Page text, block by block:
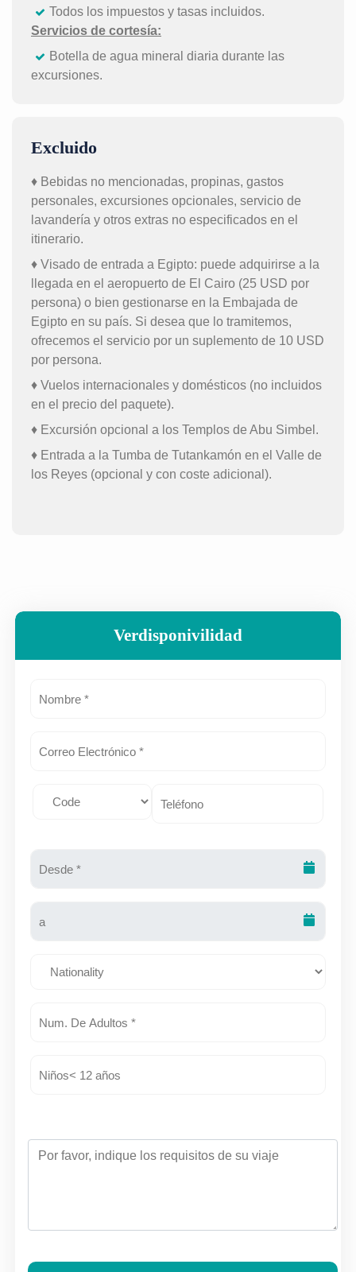
Todos los impuestos y tasas incluidos.
Servicios de cortesía:
Botella de agua mineral diaria durante las
excursiones.
Excluido
♦ Bebidas no mencionadas, propinas, gastos
personales, excursiones opcionales, servicio de
lavandería y otros extras no especificados en el
itinerario.
♦ Visado de entrada a Egipto: puede adquirirse a la
llegada en el aeropuerto de El Cairo (25 USD por
persona) o bien gestionarse en la Embajada de
Egipto en su país. Si desea que lo tramitemos,
ofrecemos el servicio por un suplemento de 10 USD
por persona.
♦ Vuelos internacionales y domésticos (no incluidos
en el precio del paquete).
♦ Excursión opcional a los Templos de Abu Simbel.
♦ Entrada a la Tumba de Tutankamón en el Valle de
los Reyes (opcional y con coste adicional).
Verdisponivilidad